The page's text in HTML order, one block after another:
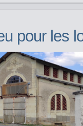
pour les